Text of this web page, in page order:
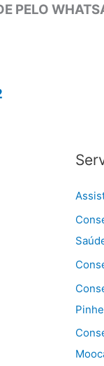
PELO